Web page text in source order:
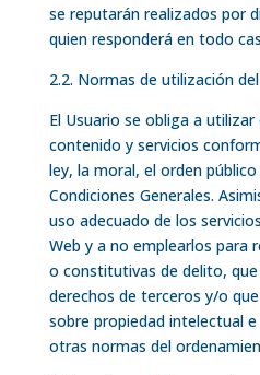
se reputarán realizados por
quien responderá en todo
2.2. Normas de utilización
El Usuario se obliga a
contenido y servicios
ley, la moral, el orden
Condiciones Generales.
uso adecuado de los
Web y a no emplearlos para
o constitutivas de delito,
derechos de terceros y/o
sobre propiedad intelectual
otras normas del